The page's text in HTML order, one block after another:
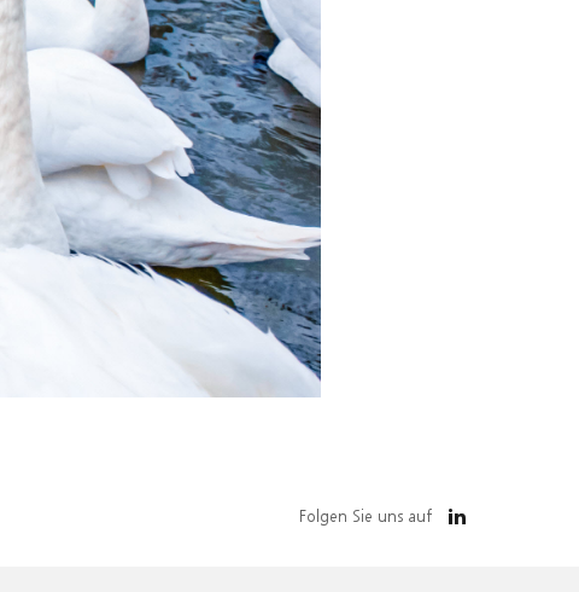
Folgen Sie uns auf